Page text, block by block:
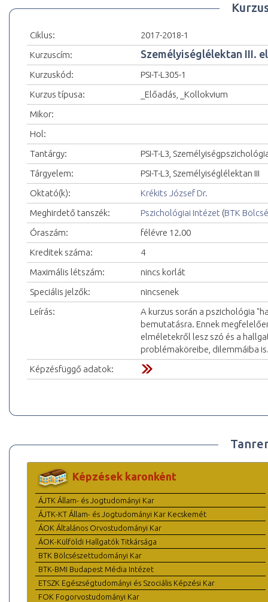
Ciklus:
2017-2018-1
Kurzuscím:
Személyiséglélektan III.
Kurzuskód:
PSI-T-L305-1
Kurzus típusa:
_Előadás, _Kollokvium
Mikor:
Hol:
Tantárgy:
PSI-T-L3,
Tárgyelem:
PSI-T-L3, Személyiséglélektan III
Oktató(k):
Krékits József Dr.
Meghirdető tanszék:
Pszichológiai Intézet (BTK
Óraszám:
félévre 12.00
Kreditek száma:
4
Maximális létszám:
nincs korlát
Speciális jelzők:
nincsenek
Leírás:
A kurzus során a pszichológia
bemutatásra. Ennek
elméletekről lesz szó és a
problémaköreibe, dilemmáiba
Képzésfüggő adatok:
Képzések karonként
ÁJTK Állam- és Jogtudományi Kar
ÁJTK-KT Állam- és Jogtudományi Kar Kecskemét
ÁOK Általános Orvostudományi Kar
ÁOK-Külföldi Hallgatók Titkársága
BTK Bölcsészettudományi Kar
BTK-BMI Budapest Média Intézet
ETSZK Egészségtudományi és Szociális Képzési Kar
FOK Fogorvostudományi Kar